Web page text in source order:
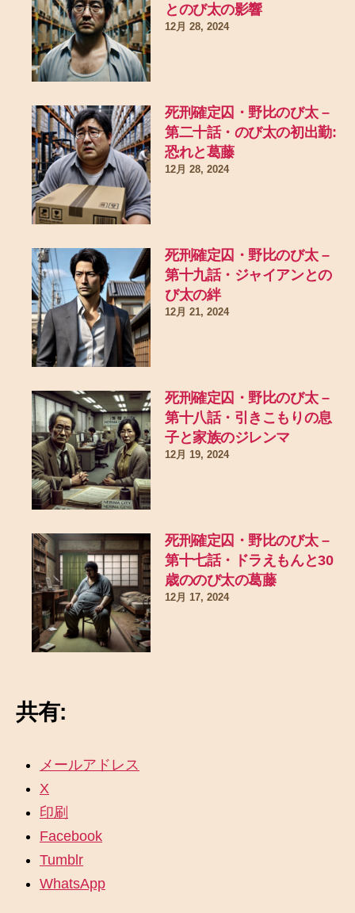
とのび太の影響
12月 28, 2024
死刑確定囚・野比のび太 –
第二十話・のび太の初出勤:
恐れと葛藤
12月 28, 2024
死刑確定囚・野比のび太 –
第十九話・ジャイアンとの
び太の絆
12月 21, 2024
死刑確定囚・野比のび太 –
第十八話・引きこもりの息
子と家族のジレンマ
12月 19, 2024
死刑確定囚・野比のび太 –
第十七話・ドラえもんと30
歳ののび太の葛藤
12月 17, 2024
共有:
メールアドレス
X
印刷
Facebook
Tumblr
WhatsApp